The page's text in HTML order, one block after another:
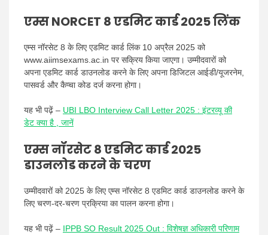
एम्स NORCET 8 एडमिट कार्ड 2025 लिंक
एम्स नॉरसेट 8 के लिए एडमिट कार्ड लिंक 10 अप्रैल 2025 को
www.aiimsexams.ac.in पर सक्रिय किया जाएगा। उम्मीदवारों को
अपना एडमिट कार्ड डाउनलोड करने के लिए अपना डिजिटल आईडी/यूजरनेम,
पासवर्ड और कैप्चा कोड दर्ज करना होगा।
यह भी पढ़ें – UBI LBO Interview Call Letter 2025 : इंटरव्यू की
डेट क्या है , जानें
एम्स नॉरसेट 8 एडमिट कार्ड 2025
डाउनलोड करने के चरण
उम्मीदवारों को 2025 के लिए एम्स नॉरसेट 8 एडमिट कार्ड डाउनलोड करने के
लिए चरण-दर-चरण प्रक्रिया का पालन करना होगा।
यह भी पढ़ें – IPPB SO Result 2025 Out : विशेषज्ञ अधिकारी परिणाम